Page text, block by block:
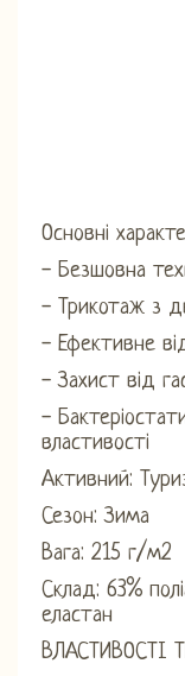
Основні
- Безшовна
- Трикотаж з
- Ефективне
- Захист від
-
властивості
Активний:
Сезон: Зима
Вага: 215 г/м2
Склад: 63%
еластан
ВЛАСТИВОСТІ